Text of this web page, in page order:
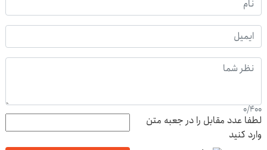
0/400
لطفا عدد مقابل را در جعبه متن
وارد کنید